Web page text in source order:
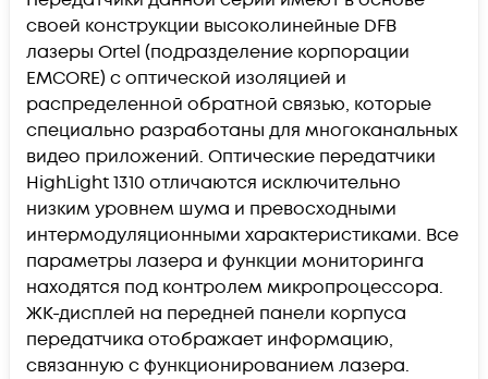
своей конструкции высоколинейные DFB
лазеры Ortel (подразделение корпорации
EMCORE) с оптической изоляцией и
распределенной обратной связью, которые
специально разработаны для многоканальных
видео приложений. Оптические передатчики
HighLight 1310 отличаются исключительно
низким уровнем шума и превосходными
интермодуляционными характеристиками. Все
параметры лазера и функции мониторинга
находятся под контролем микропроцессора.
ЖК-дисплей на передней панели корпуса
передатчика отображает информацию,
связанную с функционированием лазера.